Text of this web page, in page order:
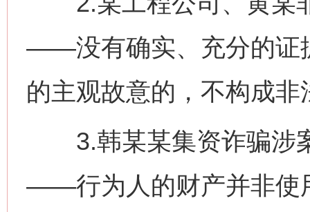
——没有确实、充分的证
的主观故意的，不构成
3.韩某某集资诈骗涉
——行为人的财产并非使